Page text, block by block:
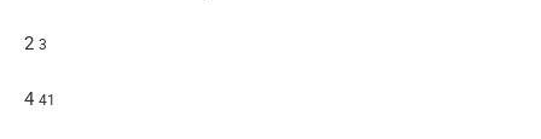
2 3
4 41